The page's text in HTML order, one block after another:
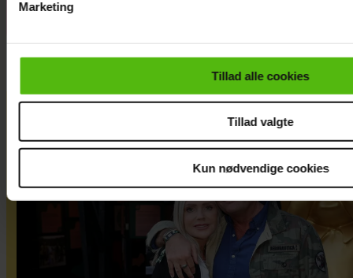
cookiepolitik.
Marketing
Tillad alle cookies
Tillad valgte
Kun nødvendige cookies